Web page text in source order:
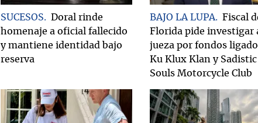
SUCESOS
Doral rinde
homenaje a oficial fallecido
y mantiene identidad bajo
reserva
BAJO LA LUPA
Fiscal
Florida pide investigar
jueza por fondos
Ku Klux Klan y Sadistic
Souls Motorcycle Club